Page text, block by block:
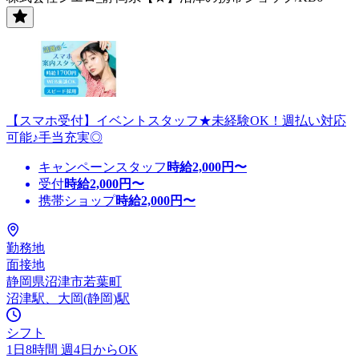
【スマホ受付】イベントスタッフ★未経験OK！週払い対応
可能♪手当充実◎
キャンペーンスタッフ 時給2,000円〜
受付時給2,000円〜
携帯ショップ時給2,000円〜
勤務地
面接地
静岡県沼津市若葉町
沼津駅、大岡(静岡)駅
シフト
1日8時間 週4日からOK